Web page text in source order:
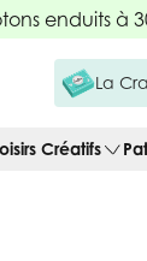
enduits à
La
Créatifs